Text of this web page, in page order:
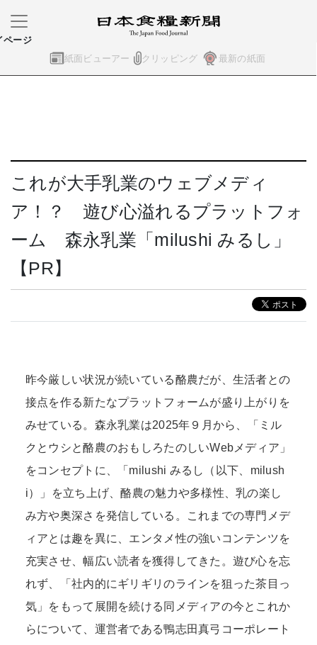
紙面ビューアー クリッピング 最新の紙面
ページ
これが大手乳業のウェブメディ
ア！？ 遊び心溢れるプラットフォ
ーム 森永乳業「milushi みるし」
【PR】
昨今厳しい状況が続いている酪農だが、生活者との
接点を作る新たなプラットフォームが盛り上がりを
みせている。森永乳業は2025年９月から、「ミル
クとウシと酪農のおもしろたのしいWebメディア」
をコンセプトに、「milushi みるし（以下、milush
i）」を立ち上げ、酪農の魅力や多様性、乳の楽し
み方や奥深さを発信している。これまでの専門メデ
ィアとは趣を異に、エンタメ性の強いコンテンツを
充実させ、幅広い読者を獲得してきた。遊び心を忘
れず、「社内的にギリギリのラインを狙った茶目っ
気」をもって展開を続ける同メディアの今とこれか
らについて、運営者である鴨志田真弓コーポレート